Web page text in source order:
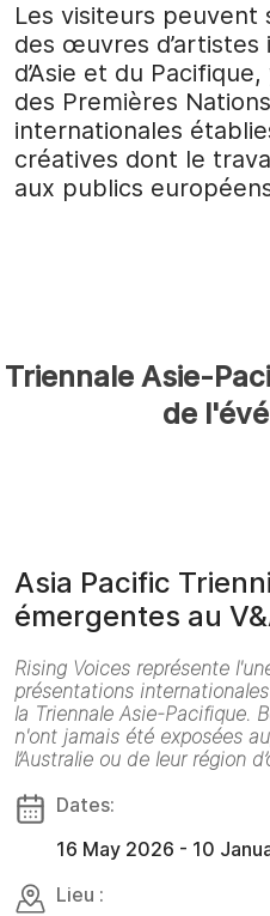
Les visiteurs peuvent
des œuvres d’artistes
d’Asie et du
des Premières
internationales
créatives dont le
aux publics
Triennale Asie-
de
Asia Pacific
émergentes au
Rising Voices représente
présentations
la Triennale Asie-Pacifique.
n'ont jamais été exposées
l’Australie ou de leur région
Dates:
16 May 2026 - 10
Lieu :